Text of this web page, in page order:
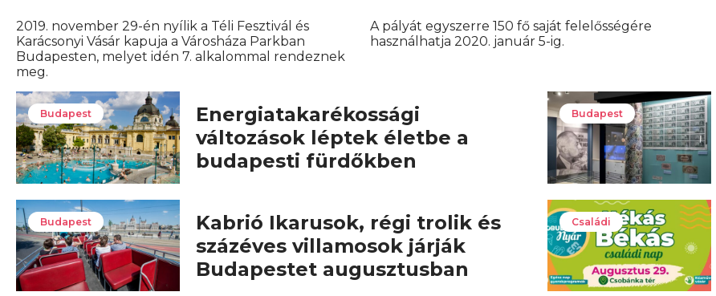
2019. november 29-én nyílik a Téli Fesztivál és
Karácsonyi Vásár kapuja a Városháza Parkban
Budapesten, melyet idén 7. alkalommal rendeznek
meg.
A pályát egyszerre 150 fő saját felelősségére
használhatja 2020. január 5-ig.
Budapest
Energiatakarékossági
változások léptek életbe a
budapesti fürdőkben
Budapest
Budapest
Kabrió Ikarusok, régi trolik és
százéves villamosok járják
Budapestet augusztusban
Családi